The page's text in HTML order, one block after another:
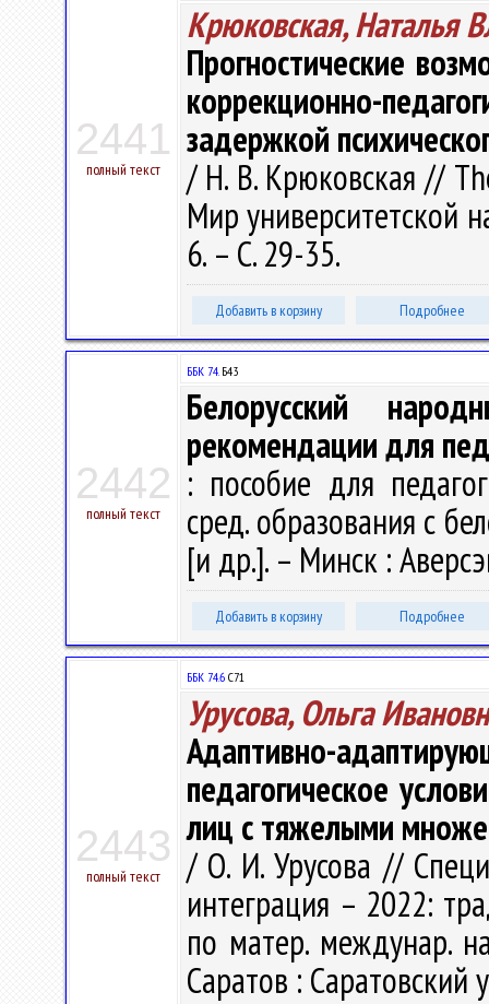
2441
полный текст
Крюковская, Наталья
Прогностические
коррекционно-
задержкой
/ Н. В. Крюковская //
Мир университетской
6. – С. 29-35.
Добавить в корзину Подробнее
2442
полный текст
ББК 74.Б43
Белорусский
рекомендации для
: пособие для
сред. образования с
[и др.]. – Минск :
Добавить в корзину Подробнее
2443
полный текст
ББК 74.6 С71
Урусова, Ольга
Адаптивно-
педагогическое
лиц с тяжелыми
/ О. И. Урусова //
интеграция – 2022:
по матер. междунар.
Саратов : Саратовский